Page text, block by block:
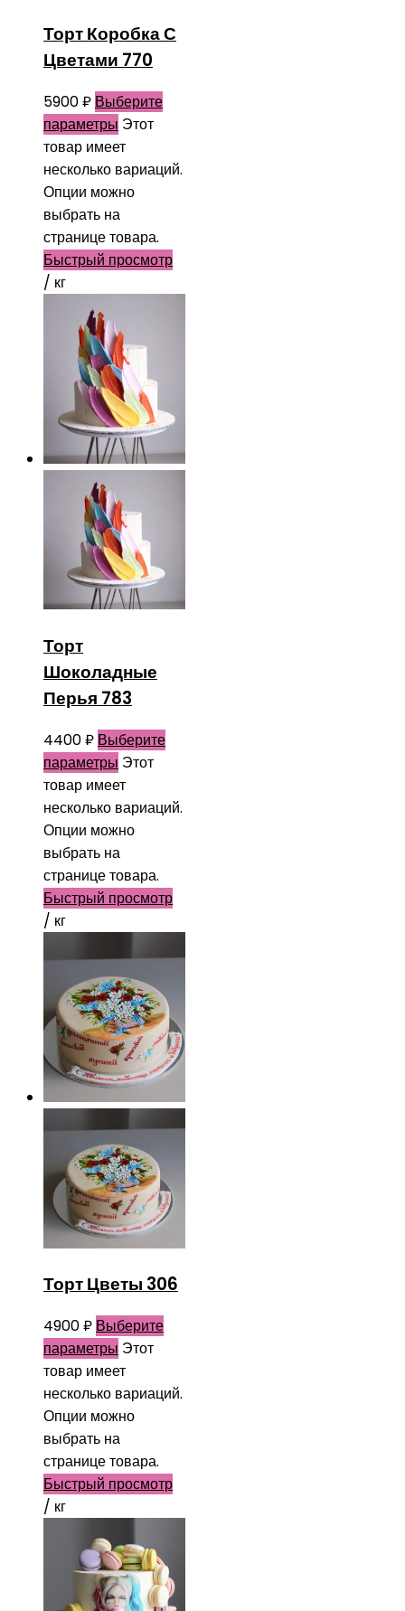
Торт Коробка С
Цветами 770
5900₽ Выберите
параметры Этот
товар имеет
несколько вариаций.
Опции можно
выбрать на
странице товара.
Быстрый просмотр
/ кг
Торт
Шоколадные
Перья 783
4400₽ Выберите
параметры Этот
товар имеет
несколько вариаций.
Опции можно
выбрать на
странице товара.
Быстрый просмотр
/ кг
Торт Цветы 306
4900₽ Выберите
параметры Этот
товар имеет
несколько вариаций.
Опции можно
выбрать на
странице товара.
Быстрый просмотр
/ кг